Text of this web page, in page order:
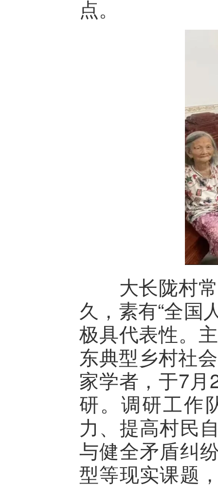
点。
大长陇村常
久，素有“全国
极具代表性。
东典型乡村社
家学者，于7月
研。调研工作
力、提高村民
与健全矛盾纠
型等现实课题